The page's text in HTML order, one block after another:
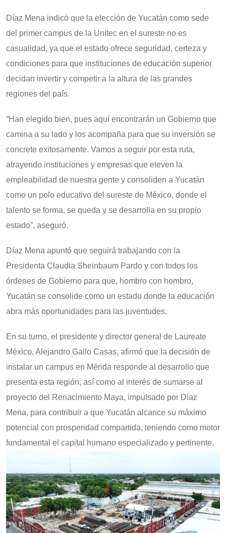
Díaz Mena indicó que la elección de Yucatán como sede
del primer campus de la Unitec en el sureste no es
casualidad, ya que el estado ofrece seguridad, certeza y
condiciones para que instituciones de educación superior
decidan invertir y competir a la altura de las grandes
regiones del país.
“Han elegido bien, pues aquí encontrarán un Gobierno que
camina a su lado y los acompaña para que su inversión se
concrete exitosamente. Vamos a seguir por esta ruta,
atrayendo instituciones y empresas que eleven la
empleabilidad de nuestra gente y consoliden a Yucatán
como un polo educativo del sureste de México, donde el
talento se forma, se queda y se desarrolla en su propio
estado”, aseguró.
Díaz Mena apuntó que seguirá trabajando con la
Presidenta Claudia Sheinbaum Pardo y con todos los
órdenes de Gobierno para que, hombro con hombro,
Yucatán se consolide como un estado donde la educación
abra más oportunidades para las juventudes.
En su turno, el presidente y director general de Laureate
México, Alejandro Gallo Casas, afirmó que la decisión de
instalar un campus en Mérida responde al desarrollo que
presenta esta región, así como al interés de sumarse al
proyecto del Renacimiento Maya, impulsado por Díaz
Mena, para contribuir a que Yucatán alcance su máximo
potencial con prosperidad compartida, teniendo como motor
fundamental el capital humano especializado y pertinente.